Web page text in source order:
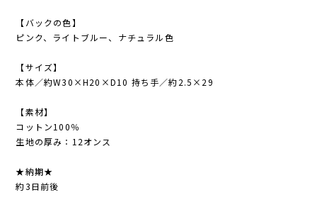
【バックの色】
ピンク、ライトブルー、ナチュラル色
【サイズ】
本体／約W30×H20×D10 持ち手／約2.5×29
【素材】
コットン100％
生地の厚み：12オンス
★納期★
約3日前後